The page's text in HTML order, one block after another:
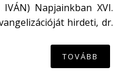
IVÁN) Napjainkban XVI.
hirdeti, dr.
TOVÁBB